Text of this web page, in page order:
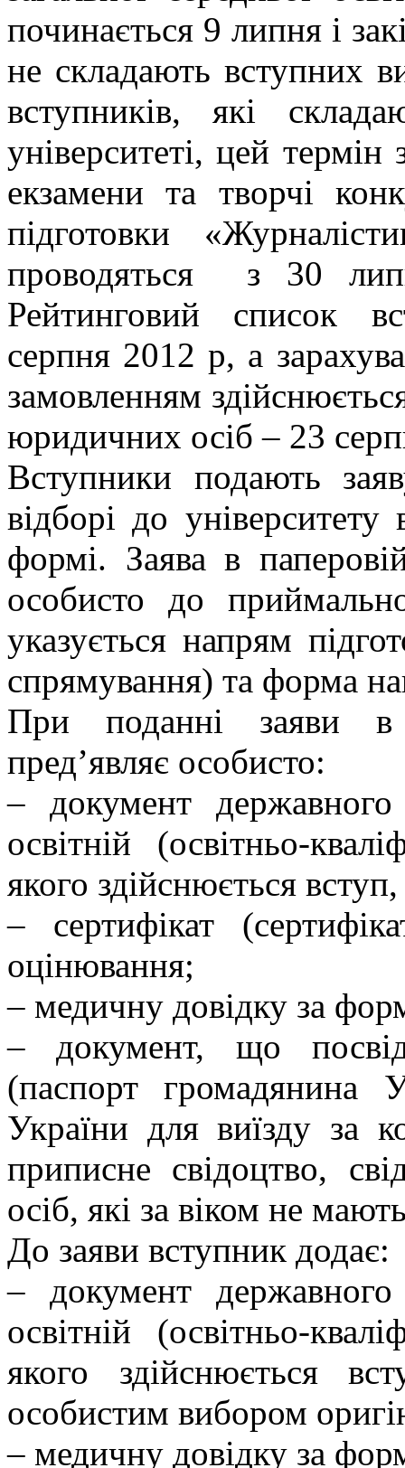
починається 9 липня і
не складають вступних
вступників, які
університеті, цей
екзамени та творчі
підготовки
проводяться з 30
Рейтинговий список
серпня 2012 р, а
замовленням
юридичних осіб – 23
Вступники подають
відборі до
формі. Заява в
особисто до
указується напрям
спрямування) та форма
При поданні заяви в
пред’являє особисто:
– документ
освітній (освітньо-
якого здійснюється
– сертифікат
оцінювання;
– медичну довідку за
– документ, що
(паспорт громадянина
України для виїзду за
приписне свідоцтво,
осіб, які за віком не
До заяви вступник додає:
– документ
освітній (освітньо-
якого здійснюється
особистим вибором
– медичну довідку за